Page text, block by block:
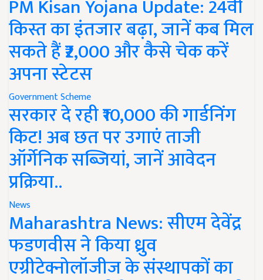
PM Kisan Yojana Update: 24वीं
किस्त का इंतजार बढ़ा, जानें कब मिल
सकते हैं ₹2,000 और कैसे चेक करें
अपना स्टेटस
Government Scheme
सरकार दे रही ₹10,000 की गार्डनिंग
किट! अब छत पर उगाएं ताजी
ऑर्गेनिक सब्जियां, जानें आवेदन
प्रक्रिया..
News
Maharashtra News: सीएम देवेंद्र
फडणवीस ने किया ध्रुव
एग्रीटेक्नोलॉजीज के संस्थापकों का